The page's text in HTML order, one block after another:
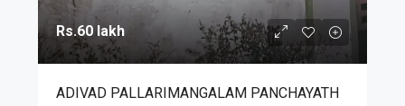
Rs.60 lakh
ADIVAD PALLARIMANGALAM PANCHAYATH